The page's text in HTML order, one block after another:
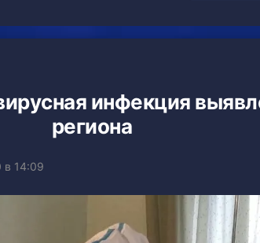
инфекция
региона
в 14:09